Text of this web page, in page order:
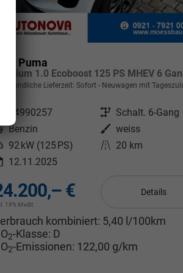
Ford Puma
Lieferzeit: Sofort Neuwagen mit
24990257 Getriebe Schalt. 6-Gang
Kraftstoff Benzin Außenfarbe weiss
92 kW (125 PS) Kilometerstand 20 km
12.11.2025
€
19% MwSt.
Details
kombiniert: 5,40 l/100km
2-Klasse: D
2-Emissionen: 122,00 g/km